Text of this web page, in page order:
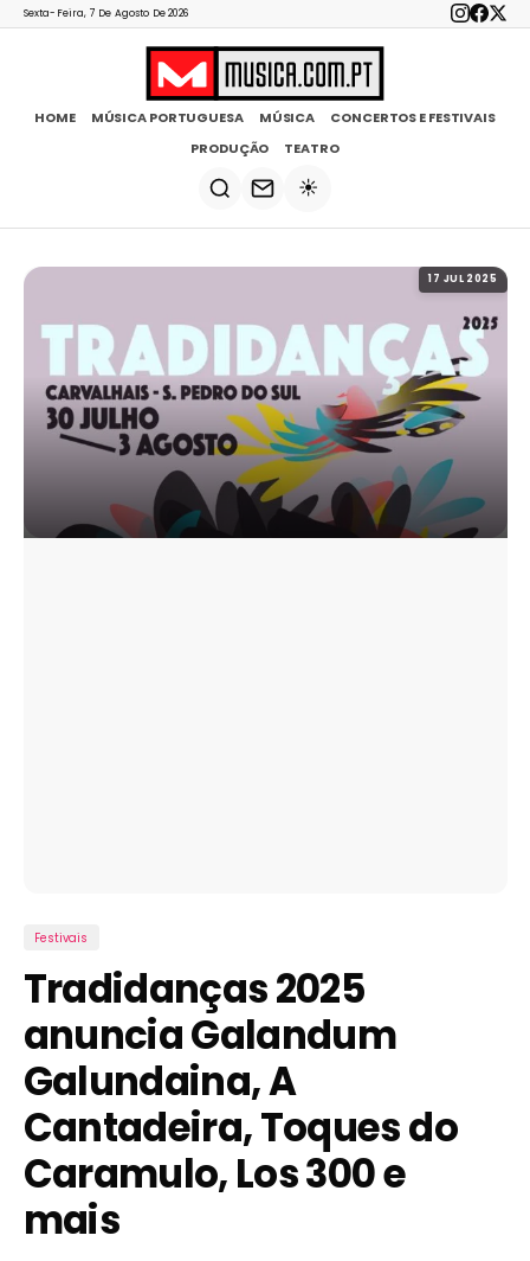
Sexta-Feira, 7 De Agosto De 2026
HOME MÚSICA PORTUGUESA MÚSICA
CONCERTOS E FESTIVAIS
PRODUÇÃO
TEATRO
☀️
17 JUL 2025
Festivais
Tradidanças 2025
anuncia Galandum
Galundaina, A
Cantadeira, Toques do
Caramulo, Los 300 e
mais